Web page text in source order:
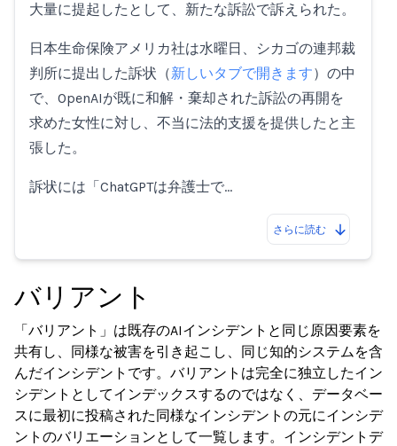
大量に提起したとして、新たな訴訟で訴えられた。
日本生命保険アメリカ社は水曜日、シカゴの連邦裁
判所に提出した訴状（新しいタブで開きます）の中
で、OpenAIが既に和解・棄却された訴訟の再開を
求めた女性に対し、不当に法的支援を提供したと主
張した。
訴状には「ChatGPTは弁護士で…
さらに読む
バリアント
「バリアント」は既存のAIインシデントと同じ原因要素を
共有し、同様な被害を引き起こし、同じ知的システムを含
んだインシデントです。バリアントは完全に独立したイン
シデントとしてインデックスするのではなく、データベー
スに最初に投稿された同様なインシデントの元にインシデ
ントのバリエーションとして一覧します。インシデントデ